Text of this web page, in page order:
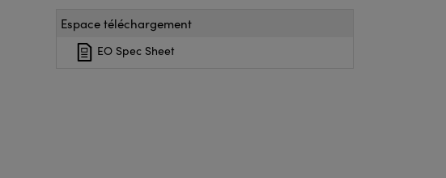
Espace téléchargement
EO Spec Sheet